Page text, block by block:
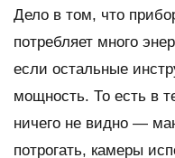
Дело в том, что
потребляет много
если остальные
мощность. То есть в
ничего не видно —
потрогать, камеры